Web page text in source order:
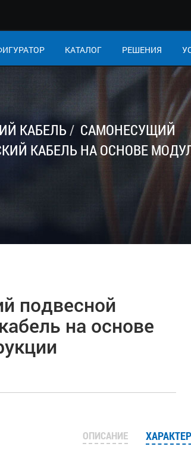
КАТАЛОГ РЕШЕНИЯ
КАБЕЛЬ
САМОНЕСУЩИЙ
КАБЕЛЬ НА ОСНОВЕ
подвесной
на основе
ОПИСАНИЕ